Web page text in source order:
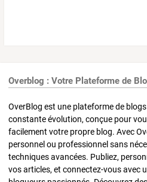
Overblog : Votre Plateforme de
OverBlog est une plateforme de
constante évolution, conçue pour
facilement votre propre blog. Avec
personnel ou professionnel sans
techniques avancées. Publiez,
vos articles, et connectez-vous avec